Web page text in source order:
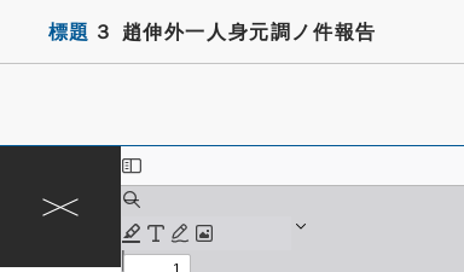
標題 ３ 趙伸外一人身元調ノ件報告